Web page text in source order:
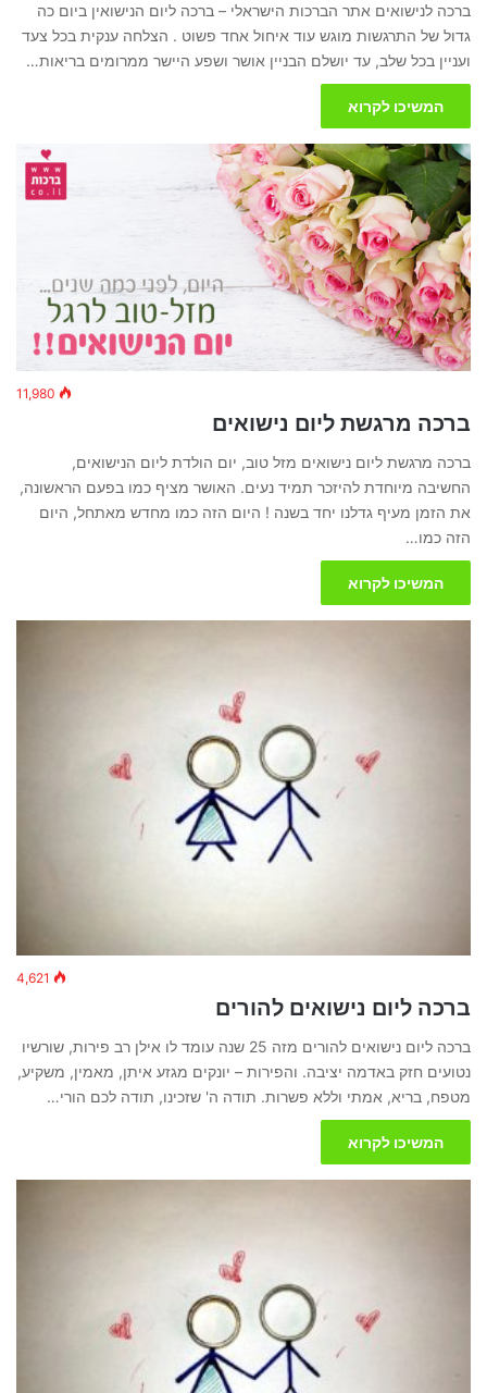
ברכה לנישואים אתר הברכות הישראלי – ברכה ליום הנישואין ביום כה
גדול של התרגשות מוגש עוד איחול אחד פשוט . הצלחה ענקית בכל צעד
ועניין בכל שלב, עד יושלם הבניין אושר ושפע היישר ממרומים בריאות…
המשיכו לקרוא
ברכה מרגשת ליום נישואים
ברכה מרגשת ליום נישואים מזל טוב, יום הולדת ליום הנישואים,
החשיבה מיוחדת להיזכר תמיד נעים. האושר מציף כמו בפעם הראשונה,
את הזמן מעיף גדלנו יחד בשנה ! היום הזה כמו מחדש מאתחל, היום
הזה כמו…
המשיכו לקרוא
ברכה ליום נישואים להורים
ברכה ליום נישואים להורים מזה 25 שנה עומד לו אילן רב פירות, שורשיו
נטועים חזק באדמה יציבה. והפירות – יונקים מגזע איתן, מאמין, משקיע,
מטפח, בריא, אמתי וללא פשרות. תודה ה' שזכינו, תודה לכם הורי…
המשיכו לקרוא